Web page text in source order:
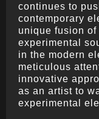
continues to
contemporary
unique fusion of
experimental
in the modern
meticulous
innovative
as an artist to
experimental